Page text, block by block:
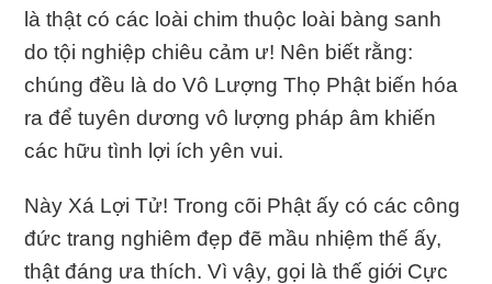
là thật có các loài chim thuộc loài bàng sanh
do tội nghiệp chiêu cảm ư! Nên biết rằng:
chúng đều là do Vô Lượng Thọ Phật biến hóa
ra để tuyên dương vô lượng pháp âm khiến
các hữu tình lợi ích yên vui.
Này Xá Lợi Tử! Trong cõi Phật ấy có các công
đức trang nghiêm đẹp đẽ mầu nhiệm thế ấy,
thật đáng ưa thích. Vì vậy, gọi là thế giới Cực